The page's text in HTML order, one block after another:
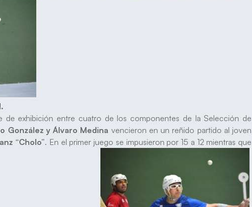
de exhibición entre cuatro de los componentes de la Selección de
González y Álvaro Medina vencieron en un reñido partido al joven
“Cholo”. En el primer juego se impusieron por 15 a 12 mientras que